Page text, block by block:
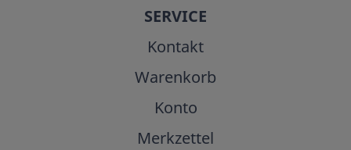
SERVICE
Kontakt
Warenkorb
Konto
Merkzettel